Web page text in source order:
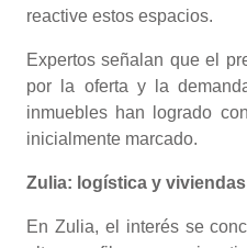
reactive estos espacios.
Expertos señalan que el
por la oferta y la
inmuebles han logrado
inicialmente marcado.
Zulia: logística y viviendas
En Zulia, el interés se